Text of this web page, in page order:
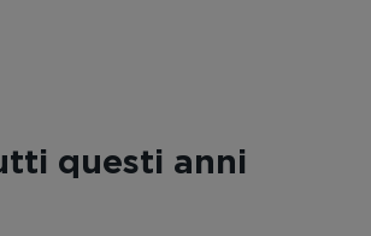
questi anni